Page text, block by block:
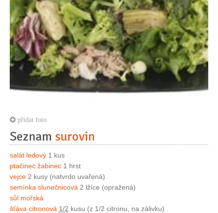
přidat foto
Seznam surovin
salát ledový 1 kus
ptačinec žabinec 1 hrst
vejce 2 kusy (natvrdo uvařená)
semínka slunečnicová 2 lžíce (opražená)
sůl mořská
šťáva citronová 1/2 kusu (z 1/2 citronu, na zálivku)